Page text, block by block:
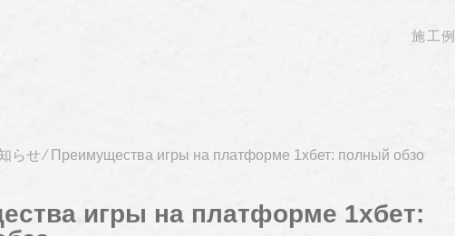
施工例
らせ⁄ Преимущества игры на платформе 1xбет: полный обзо
игры на платформе 1xбет: